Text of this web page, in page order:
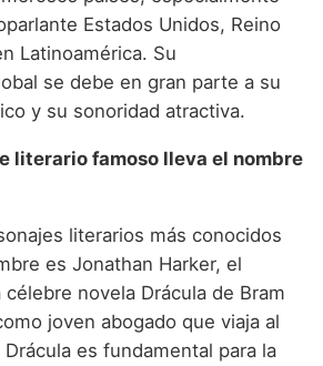
Estados Unidos, Reino
Latinoamérica. Su
se debe en gran parte a su
y su sonoridad atractiva.
literario famoso lleva el nombre
literarios más conocidos
es Jonathan Harker, el
novela Drácula de Bram
joven abogado que viaja al
es fundamental para la